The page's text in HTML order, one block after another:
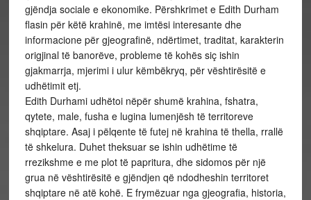
gjëndja sociale e ekonomike. Përshkrimet e Edith Durham
flasin për këtë krahinë, me imtësi interesante dhe
informacione për gjeografinë, ndërtimet, traditat, karakterin
origjinal të banorëve, probleme të kohës siç ishin
gjakmarrja, mjerimi i ulur këmbëkryq, për vështirësitë e
udhëtimit etj.
Edith Durhami udhëtoi nëpër shumë krahina, fshatra,
qytete, male, fusha e lugina lumenjësh të territoreve
shqiptare. Asaj i pëlqente të futej në krahina të thella, rrallë
të shkelura. Duhet theksuar se ishin udhëtime të
rrezikshme e me plot të papritura, dhe sidomos për një
grua në vështirësitë e gjëndjen që ndodheshin territoret
shqiptare në atë kohë. E frymëzuar nga gjeografia, historia,